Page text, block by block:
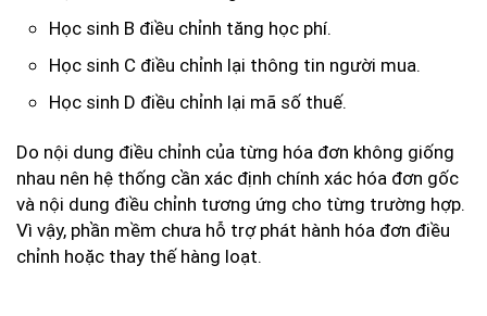
Học sinh B điều chỉnh tăng học phí.
Học sinh C điều chỉnh lại thông tin người mua.
Học sinh D điều chỉnh lại mã số thuế.
Do nội dung điều chỉnh của từng hóa đơn không giống
nhau nên hệ thống cần xác định chính xác hóa đơn gốc
và nội dung điều chỉnh tương ứng cho từng trường hợp.
Vì vậy, phần mềm chưa hỗ trợ phát hành hóa đơn điều
chỉnh hoặc thay thế hàng loạt.